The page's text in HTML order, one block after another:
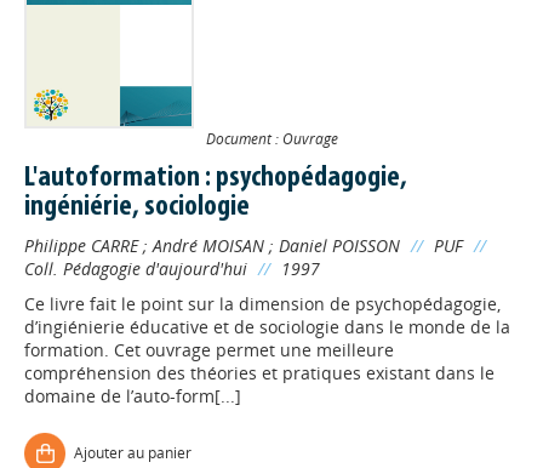
Document : Ouvrage
L'autoformation : psychopédagogie,
ingéniérie, sociologie
Philippe CARRE;André MOISAN ; Daniel POISSON // PUF //
Coll. Pédagogie d'aujourd'hui // 1997
Ce livre fait le point sur la dimension de psychopédagogie,
d’ingiénierie éducative et de sociologie dans le monde de la
formation. Cet ouvrage permet une meilleure
compréhension des théories et pratiques existant dans le
domaine de l’auto-form[...]
Ajouter au panier